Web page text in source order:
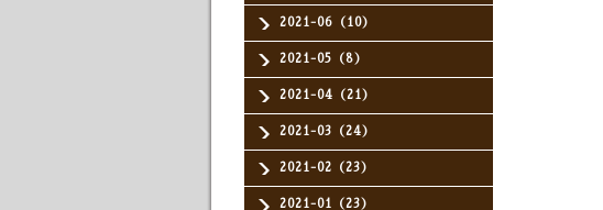
2021-06（10）
2021-05（8）
2021-04（21）
2021-03（24）
2021-02（23）
2021-01（23）